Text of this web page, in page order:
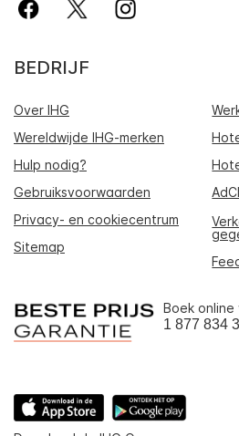
BEDRIJF
Over IHG
Wereldwijde IHG-merken
Hulp nodig?
Gebruiksvoorwaarden
Privacy- en cookiecentrum
Sitemap
Boek online
1 877 834